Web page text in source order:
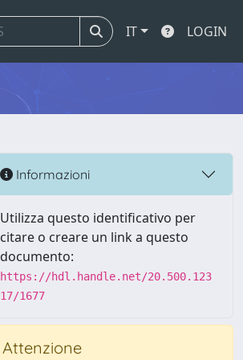
IT LOGIN
Informazioni
Utilizza questo identificativo per
citare o creare un link a questo
documento:
https://hdl.handle.net/20.500.123
17/1677
Attenzione